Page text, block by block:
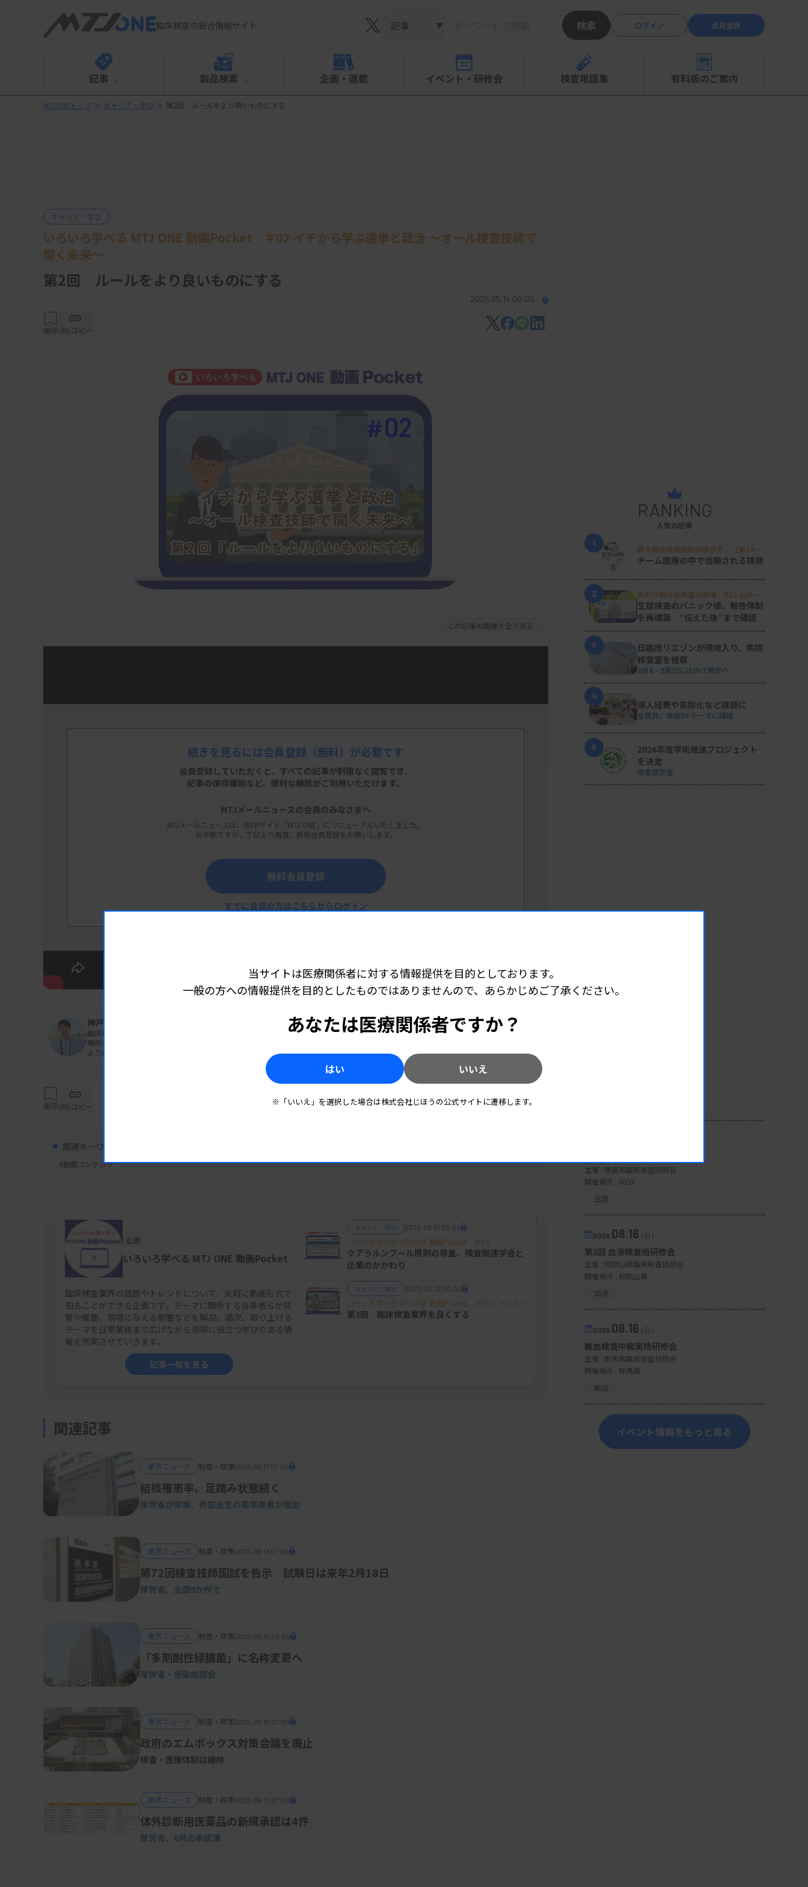
臨床検査の総合情報サイト ▼ 検索 ログイン 会員登録
記事 製品検索 企画・連載 イベント・研修会 検査用語集 有料版のご案内
MTJONEトップ ＞ キャリア・学び ＞ 第2回 ルールをより良いものにする
キャリア・学び
いろいろ学べる MTJ ONE 動画Pocket ＃02 イチから学ぶ選挙と政治 ～オール検査技師で
開く未来～
第2回 ルールをより良いものにする
2025.05.14 00:00
保存URLコピー
この記事の画像を全て見る
と題し、検査技師目線で選挙や政治の仕組みを概説して頂きます。検査技師の職能の発展
や待遇改善に向けた社会のルールを理解するコンテンツとして是非ご覧ください。（MTJ
続きを見るには会員登録 （無料）が必要です
会員登録していただくと、すべての記事が制限なく閲覧でき、
記事の保存機能など、便利な機能がご利用いただけます。
MTJメールニュースの会員のみなさまへ
MTJメールニュースは、WEBサイト「MTJ ONE」にリニューアルいたしました。
お手数ですが、下記より再度、新規会員登録をお願いします。
無料会員登録
すでに会員の方はこちらからログイン
神戸 翼
臨床検査技師。慶應義塾大学大学院で医療マネジメント学、早稲田大学大学院で政治・行政学を修了。企業、病院、研究機関勤務を経て、医
療政策と医療経営を軸にしたシンクタンクを起業し現職。2017～2021年まで与党国会議員の政策顧問として国会対応に従事し、2024年11月
より再度政策顧問に就任した。
保存URLコピー
関連キーワード
#動画コンテンツ
企画
いろいろ学べる MTJ ONE 動画Pocket
臨床検査業界の話題やトレンドについて、気軽に動画形式で
知ることができる企画です。テーマに関係する当事者らが背
景や概要、現場に与える影響などを解説。順次、取り上げる
テーマを日常業務まで広げながら現場に役立つ学びのある情
報を充実させていきます。
記事一覧を見る
キャリア・学び 2025.09.01 00:00
いろいろ学べる MTJ ONE 動画Pocket ＃04
クアラルンプール原則の尊重、検査関連学会と
企業のかかわり
キャリア・学び 2025.06.23 00:00
いろいろ学べる MTJ ONE 動画Pocket ＃03 イチから
学ぶ選挙と政治 ～オール検査技師で開く未来～
第3回 臨床検査業界を良くする
関連記事
業界ニュース 制度・政策2025.09.17 07:00
結核罹患率、足踏み状態続く
厚労省が年報、外国出生の若年患者が増加
業界ニュース 制度・政策2025.09.17 07:00
第72回検査技師国試を告示 試験日は来年2月18日
厚労省、全国9か所で
業界ニュース 制度・政策2025.09.15 06:58
「多剤耐性緑膿菌」に名称変更へ
厚労省・感染症部会
業界ニュース 制度・政策2025.09.15 07:00
政府のエムポックス対策会議を廃止
検査・医療体制は維持
業界ニュース 制度・政策2025.09.12 07:00
体外診断用医薬品の新規承認は4件
厚労省、8月の承認簿
RANKING
人気の記事
1
新人臨床検査技師の歩き方 ［第16
回］
チーム医療の中で信頼される技師
2
変わり続ける検査の現場 #32 山形済
生病院
生理検査のパニック値、報告体制
を再構築 “伝えた後”まで確認
3
日臨技リエゾンが現地入り、病院
検査室を視察
8月8・9両日にはDVT検診へ
4
導入経費や高齢化など課題に
全医共、検査DXテーマに議論
5
2026年度学術推進プロジェクト
を決定
検査医学会
主催 : 徳島県臨床検査技師会
開催場所 : WEB
生理
2026. 08.16（日）
第2回 血液検査班研修会
主催 : 和歌山県臨床検査技師会
開催場所 : 和歌山県
血液
2026. 08.16（日）
輸血検査中級実技研修会
主催 : 群馬県臨床検査技師会
開催場所 : 群馬県
輸血
イベント情報をもっと見る
当サイトは医療関係者に対する情報提供を目的としております。
一般の方への情報提供を目的としたものではありませんので、あらかじめご了承ください。
あなたは医療関係者ですか？
はい いいえ
※「いいえ」を選択した場合は株式会社じほうの公式サイトに遷移します。